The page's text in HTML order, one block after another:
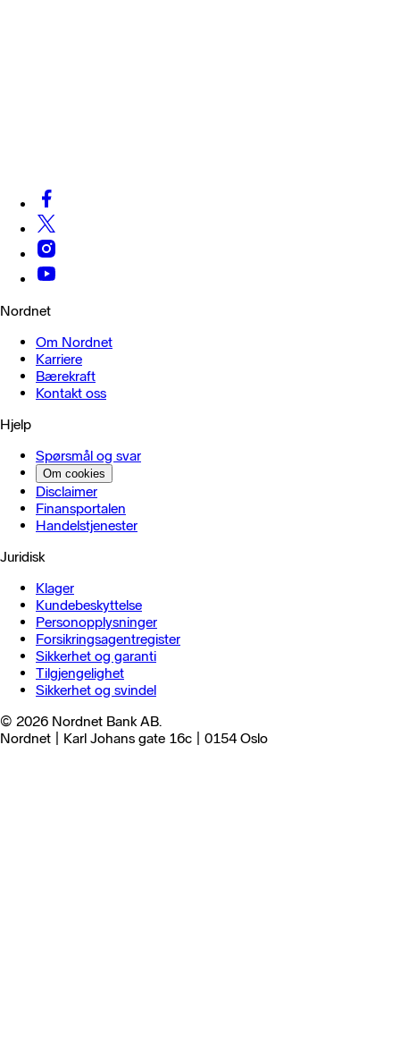
Nordnet
Om Nordnet
Karriere
Bærekraft
Kontakt oss
Hjelp
Spørsmål og svar
Om cookies
Disclaimer
Finansportalen
Handels­tjenester
Juridisk
Klager
Kundebeskyttelse
Personopplysninger
Forsikringsagentregister
Sikkerhet og garanti
Tilgjengelighet
Sikkerhet og svindel
© 2026 Nordnet Bank AB.
Nordnet | Karl Johans gate 16c | 0154 Oslo